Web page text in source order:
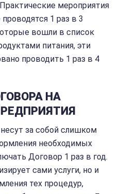
мероприятия
1 раз в 3
вошли в список
питания, эти
проводить 1 раз в 4
НА
за собой слишком
необходимых
Договор 1 раз в год.
сами услуги, но и
тех процедур,